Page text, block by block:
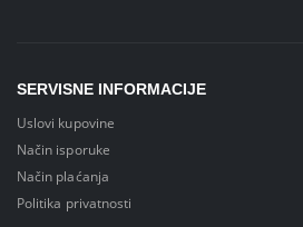
SERVISNE INFORMACIJE
Uslovi kupovine
Način isporuke
Način plaćanja
Politika privatnosti